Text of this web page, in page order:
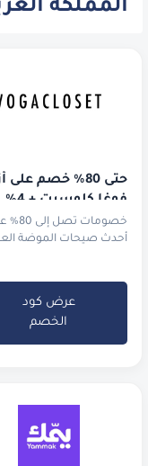
المملكة
فوغا كلوسيت + 4%
خصم إضافي!
خصومات تصل إلى
أحدث صيحات الموضة
عرض كود
الخصم